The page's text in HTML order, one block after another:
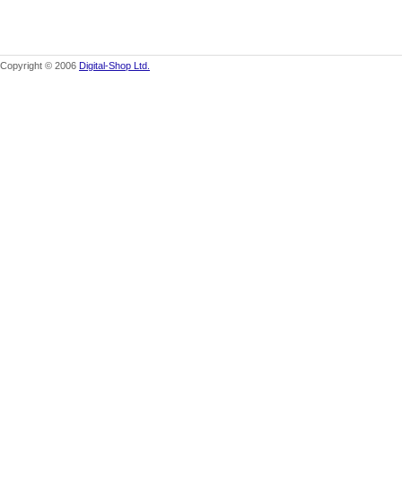
Copyright © 2006 Digital-Shop Ltd.